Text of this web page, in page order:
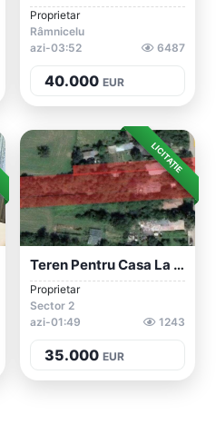
Proprietar
Râmnicelu
azi-03:52
6487
40.000 EUR
LICITAȚIE
Teren Pentru Casa La 30 De Minute De Buc...
Proprietar
Sector 2
azi-01:49
1243
35.000 EUR